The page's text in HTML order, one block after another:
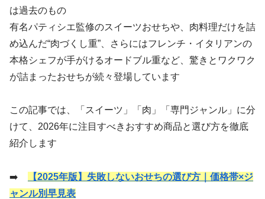
は過去のもの
有名パティシエ監修のスイーツおせちや、肉料理だけを詰
め込んだ“肉づくし重”、さらにはフレンチ・イタリアンの
本格シェフが手がけるオードブル重など、驚きとワクワク
が詰まったおせちが続々登場しています
この記事では、「スイーツ」「肉」「専門ジャンル」に分
けて、2026年に注目すべきおすすめ商品と選び方を徹底
紹介します
➡️
【2025年版】失敗しないおせちの選び方｜価格帯×ジ
ャンル別早見表